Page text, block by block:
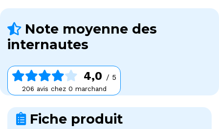
Note moyenne des
internautes
4,0 / 5
206 avis chez 0 marchand
Fiche produit